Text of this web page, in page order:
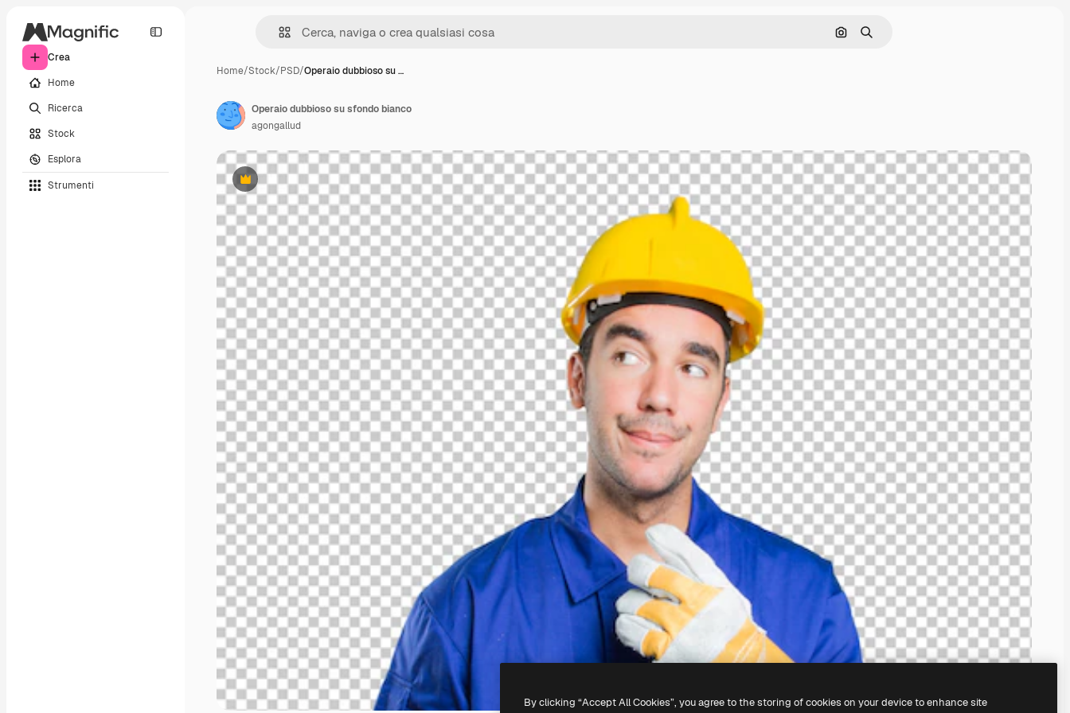
Crea
Home
Ricerca
Stock
Esplora
Strumenti
Cerca per immagine
Ricerca
Home/Stock/PSD/Operaio dubbioso su …
Premium
Operaio dubbioso su sfondo bianco
agongallud
By clicking “Accept All Cookies”, you agree to the storing of cookies on your device to enhance site